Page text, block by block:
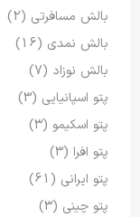
بالش مسافرتی (2)
بالش نمدی (16)
بالش نوزاد (7)
پتو اسپانیایی (3)
پتو اسکیمو (3)
پتو افرا (3)
پتو ایرانی (61)
پتو چینی (3)